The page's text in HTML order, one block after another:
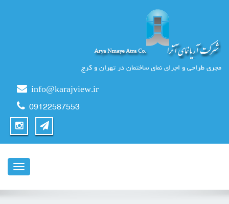
مجری طراحی و اجرای نمای ساختمان در تهران و کرج
info@karajview.ir
09122587553
ناوبری